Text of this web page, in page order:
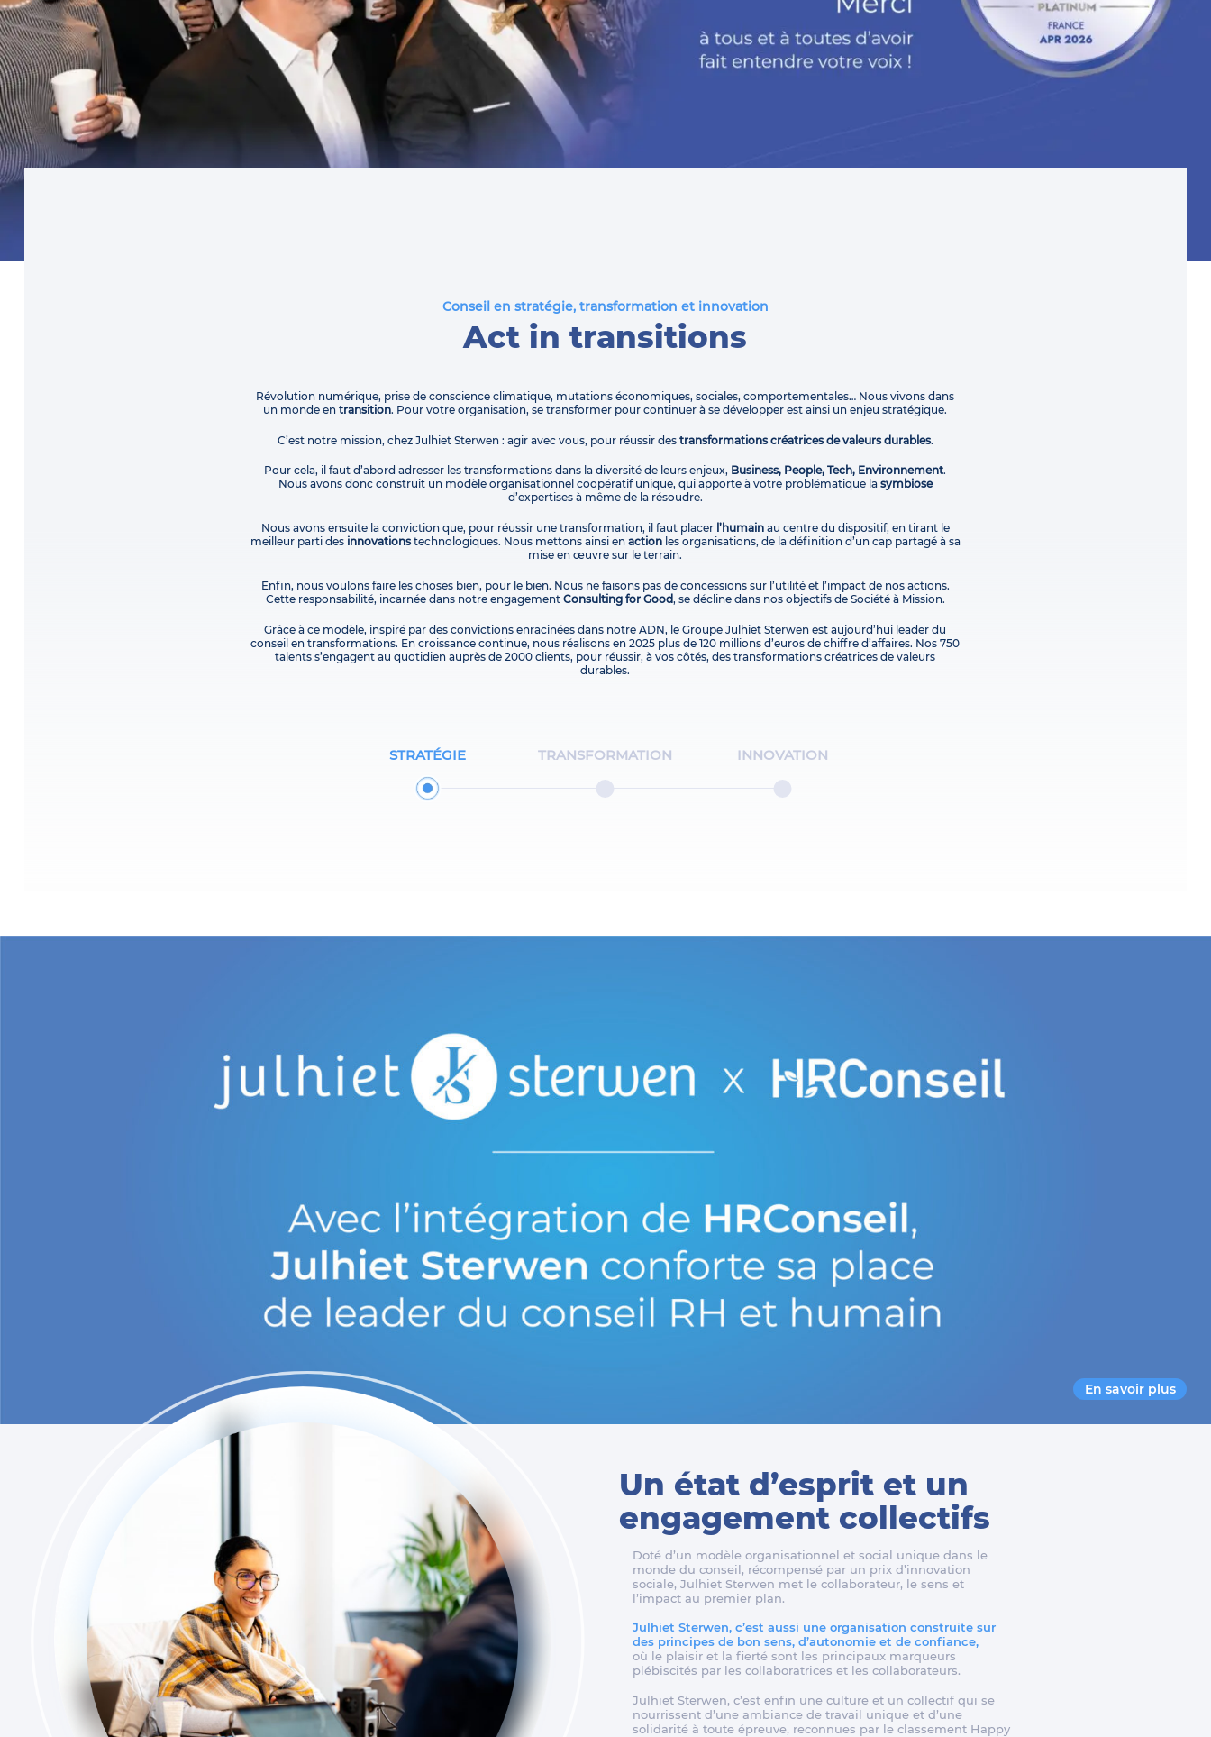
Conseil en stratégie, transformation et innovation
Act in transitions
Révolution numérique, prise de conscience climatique, mutations économiques, sociales, comportementales… Nous vivons dans
un monde entransition. Pour votre organisation, se transformer pour continuer à se développer est ainsi un enjeu stratégique.
C’est notre mission, chez Julhiet Sterwen : agir avec vous, pour réussir des transformations créatrices de valeurs durables.
Pour cela, il faut d’abord adresser les transformations dans la diversité de leurs enjeux, Business, People, Tech, Environnement.
Nous avons donc construit un modèle organisationnel coopératif unique, qui apporte à votre problématique la symbiose
d’expertises à même de la résoudre.
Nous avons ensuite la conviction que, pour réussir une transformation, il faut placer l’humainau centre du dispositif, en tirant le
meilleur parti des innovationstechnologiques. Nous mettons ainsi en actionles organisations, de la définition d’un cap partagé à sa
mise en œuvre sur le terrain.
Enfin, nous voulons faire les choses bien, pour le bien. Nous ne faisons pas de concessions sur l’utilité et l’impact de nos actions.
Cette responsabilité, incarnée dans notre engagement Consulting for Good, se décline dans nos objectifs de Société à Mission.
Grâce à ce modèle, inspiré par des convictions enracinées dans notre ADN, le Groupe Julhiet Sterwen est aujourd’hui leader du
conseil en transformations. En croissance continue, nous réalisons en 2025 plus de 120 millions d’euros de chiffre d’affaires. Nos 750
talents s’engagent au quotidien auprès de 2000 clients, pour réussir, à vos côtés, des transformations créatrices de valeurs
durables.
STRATÉGIE TRANSFORMATION INNOVATION
En savoir plus
Un état d’esprit et un
engagement collectifs
Doté d’un modèle organisationnel et social unique dans le
monde du conseil, récompensé par un prix d’innovation
sociale, Julhiet Sterwen met le collaborateur, le sens et
l’impact au premier plan.
Julhiet Sterwen, c’est aussi une organisation construite sur
des principes de bon sens, d’autonomie et de confiance,
où le plaisir et la fierté sont les principaux marqueurs
plébiscités par les collaboratrices et les collaborateurs.
Julhiet Sterwen, c’est enfin une culture et un collectif qui se
nourrissent d’une ambiance de travail unique et d’une
solidarité à toute épreuve, reconnues par le classement Happy